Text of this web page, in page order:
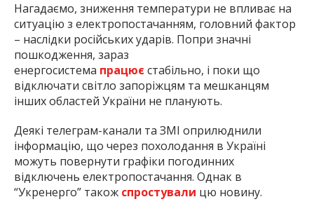
Нагадаємо, зниження температури не впливає на
ситуацію з електропостачанням, головний фактор
– наслідки російських ударів. Попри значні
пошкодження, зараз
енергосистема працює стабільно, і поки що
відключати світло запоріжцям та мешканцям
інших областей України не планують.
Деякі телеграм-канали та ЗМІ оприлюднили
інформацію, що через похолодання в Україні
можуть повернути графіки погодинних
відключень електропостачання. Однак в
“Укренерго” також спростували цю новину.